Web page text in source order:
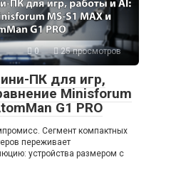
0 25 просмотров
ПК для игр,
Minisforum
G1 PRO
Сегмент компактных
переживает
устройства размером с